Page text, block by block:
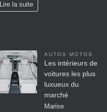
Lire la suite
AUTOS MOTOS
Les intérieurs de
voitures les plus
luxueux du
marché
Marise